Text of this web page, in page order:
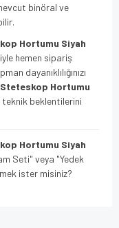
binöral ve
Hortumu Siyah
hemen sipariş
dayanıklılığınızı
Hortumu
teknik beklentilerini
Hortumu Siyah
Seti" veya "Yedek
ister misiniz?